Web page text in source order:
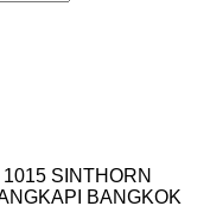
SINTHORN
BANGKOK